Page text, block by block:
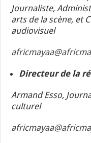
Journaliste,
arts de la scène, et
audiovisuel
Directeur de la
Armand Esso,
culturel